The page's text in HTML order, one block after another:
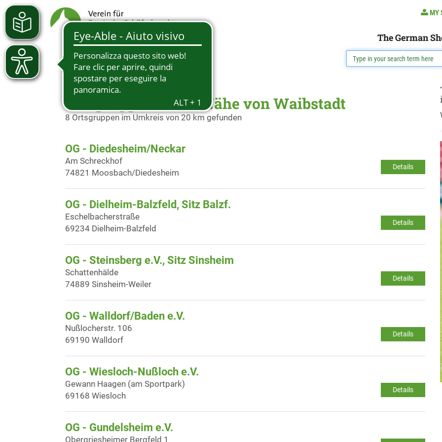
MY
The German
Ortsgruppen in der Nähe von Waibstadt
8 Ortsgruppen im Umkreis von 20 km gefunden
OG - Diedesheim/Neckar
Details
Am Schreckhof
74821 Moosbach/Diedesheim
OG - Dielheim-Balzfeld, Sitz Balzf.
Details
Eschelbacherstraße
69234 Dielheim-Balzfeld
OG - Steinsberg e.V., Sitz Sinsheim
Details
Schattenhälde
74889 Sinsheim-Weiler
OG - Walldorf/Baden e.V.
Details
Nußlocherstr. 106
69190 Walldorf
OG - Wiesloch-Nußloch e.V.
Details
Gewann Haagen (am Sportpark)
69168 Wiesloch
OG - Gundelsheim e.V.
Obergriesheimer Bergfeld 1